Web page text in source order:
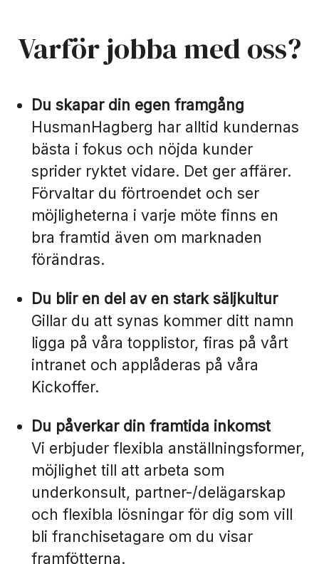
Varför jobba med oss?
Du skapar din egen framgång
HusmanHagberg har alltid kundernas
bästa i fokus och nöjda kunder
sprider ryktet vidare. Det ger affärer.
Förvaltar du förtroendet och ser
möjligheterna i varje möte finns en
bra framtid även om marknaden
förändras.
Du blir en del av en stark säljkultur
Gillar du att synas kommer ditt namn
ligga på våra topplistor, firas på vårt
intranet och applåderas på våra
Kickoffer.
Du påverkar din framtida inkomst
Vi erbjuder flexibla anställningsformer,
möjlighet till att arbeta som
underkonsult, partner-/delägarskap
och flexibla lösningar för dig som vill
bli franchisetagare om du visar
framfötterna.